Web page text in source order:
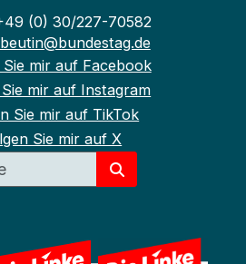
(0) 30/227-70582
Sie mir auf Facebook
mir auf Instagram
Sie mir auf TikTok
Sie mir auf X